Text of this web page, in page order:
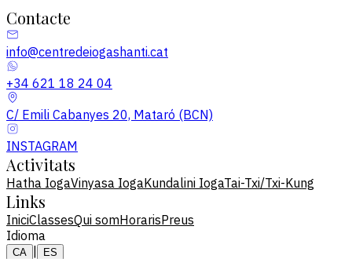
Contacte
info@centredeiogashanti.cat
+34 621 18 24 04
C/ Emili Cabanyes 20, Mataró (BCN)
INSTAGRAM
Activitats
Hatha IogaVinyasa IogaKundalini IogaTai-Txi/Txi-Kung
Links
IniciClassesQui somHorarisPreus
Idioma
CA | ES